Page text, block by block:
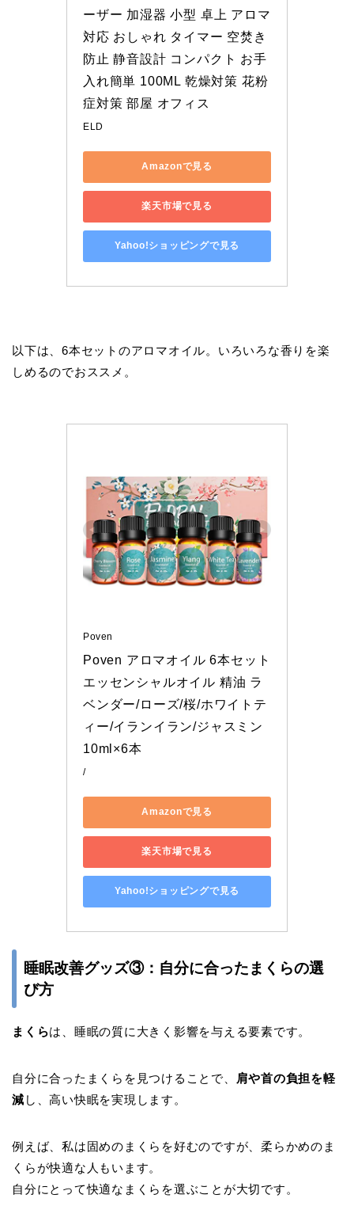
ーザー 加湿器 小型 卓上 アロマ
対応 おしゃれ タイマー 空焚き
防止 静音設計 コンパクト お手
入れ簡単 100ML 乾燥対策 花粉
症対策 部屋 オフィス
ELD
Amazonで見る
楽天市場で見る
Yahoo!ショッピングで見る
以下は、6本セットのアロマオイル。いろいろな香りを楽
しめるのでおススメ。
Poven
Poven アロマオイル 6本セット
エッセンシャルオイル 精油 ラ
ベンダー/ローズ/桜/ホワイトテ
ィー/イランイラン/ジャスミン
10ml×6本
/
Amazonで見る
楽天市場で見る
Yahoo!ショッピングで見る
睡眠改善グッズ③：自分に合ったまくらの選
び方
まくらは、睡眠の質に大きく影響を与える要素です。
自分に合ったまくらを見つけることで、
肩や首の負担を軽
減 し、高い快眠を実現します。
例えば、私は固めのまくらを好むのですが、柔らかめのま
くらが快適な人もいます。
自分にとって快適なまくらを選ぶことが大切です。